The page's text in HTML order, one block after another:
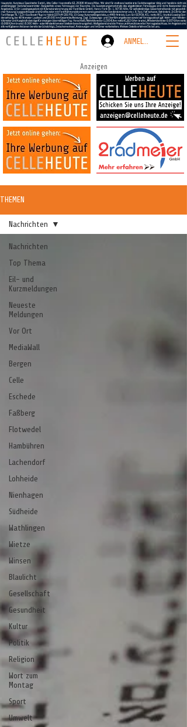
ANMELDEN
Anzeigen
THEMEN
Nachrichten
Top Thema
Eil- und
Kurzmeldungen
Neueste
Meldungen
Vor Ort
MediaWall
Bergen
Celle
Eschede
Faßberg
Flotwedel
Hambühren
Lachendorf
Lohheide
Nienhagen
Südheide
Wathlingen
Wietze
Winsen
Blaulicht
Gesellschaft
Gesundheit
Kultur
Politik
Religion
Wort zum
Montag
Sport
Umwelt
Nachrichten